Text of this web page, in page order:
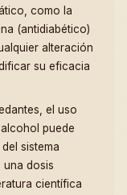
como la
(antidiabético)
alteración
su eficacia
el uso
puede
sistema
dosis
científica